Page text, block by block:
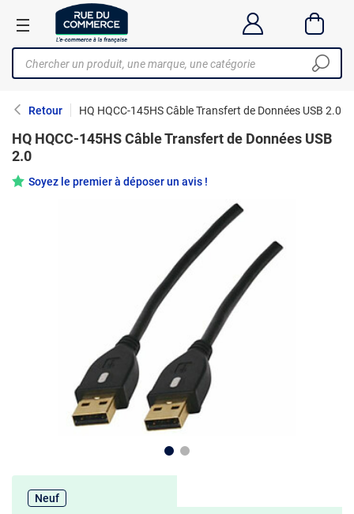
Retour HQ HQCC-145HS Câble Transfert de Données USB 2.0
HQ HQCC-145HS Câble Transfert de Données USB
2.0
Soyez le premier à déposer un avis !
Neuf